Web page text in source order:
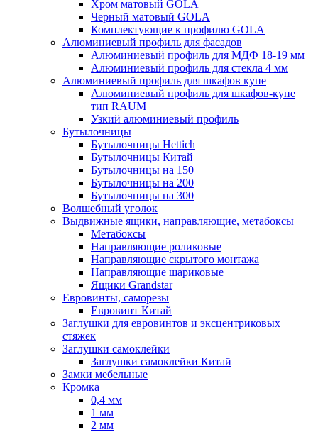
Хром матовый GOLA
Черный матовый GOLA
Комплектующие к профилю GOLA
Алюминиевый профиль для фасадов
Алюминиевый профиль для МДФ 18-19 мм
Алюминиевый профиль для стекла 4 мм
Алюминиевый профиль для шкафов купе
Алюминиевый профиль для шкафов-купе
тип RAUM
Узкий алюминиевый профиль
Бутылочницы
Бутылочницы Hettich
Бутылочницы Китай
Бутылочницы на 150
Бутылочницы на 200
Бутылочницы на 300
Волшебный уголок
Выдвижные ящики, направляющие, метабоксы
Метабоксы
Направляющие роликовые
Направляющие скрытого монтажа
Направляющие шариковые
Ящики Grandstar
Евровинты, саморезы
Евровинт Китай
Заглушки для евровинтов и эксцентриковых
стяжек
Заглушки самоклейки
Заглушки самоклейки Китай
Замки мебельные
Кромка
0,4 мм
1 мм
2 мм